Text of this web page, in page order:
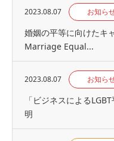
2023.08.07 お知ら
婚姻の平等に向けたキ
Marriage Equal...
2023.08.07 お知ら
「ビジネスによる
明